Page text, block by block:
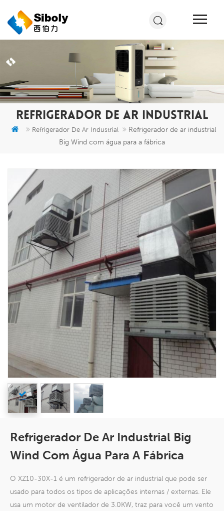
REFRIGERADOR DE AR INDUSTRIAL
Refrigerador De Ar Industrial
Refrigerador de ar industrial
Big Wind com água para a fábrica
Refrigerador De Ar Industrial Big
Wind Com Água Para A Fábrica
O XZ10-30X-1 é um refrigerador de ar industrial que pode ser
usado para todos os tipos de aplicações internas / externas. Ele
usa um motor de ventilador de 3.0KW, traz para você um vento